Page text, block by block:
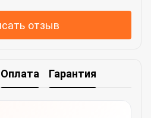
отзыв
Оплата Гарантия